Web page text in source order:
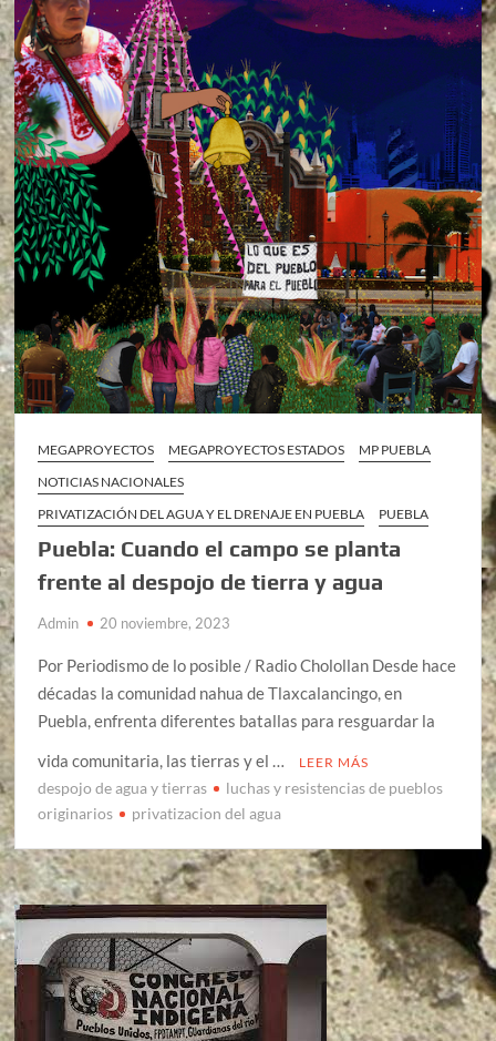
MEGAPROYECTOS MEGAPROYECTOS ESTADOS
MP PUEBLA
NOTICIAS NACIONALES
PRIVATIZACIÓN DEL AGUA Y EL DRENAJE EN PUEBLA
PUEBLA
Puebla: Cuando el campo se planta
frente al despojo de tierra y agua
Admin 20 noviembre, 2023
Por Periodismo de lo posible / Radio Cholollan Desde hace
décadas la comunidad nahua de Tlaxcalancingo, en
Puebla, enfrenta diferentes batallas para resguardar la
vida comunitaria, las tierras y el …
LEER MÁS
despojo de agua y tierras
luchas y resistencias de pueblos
originarios
privatizacion del agua